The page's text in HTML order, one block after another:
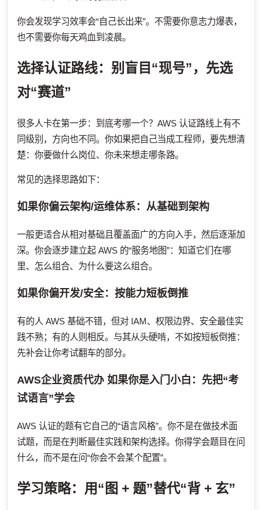
你会发现学习效率会“自己长出来”。不需要你意志力爆表，
也不需要你每天鸡血到凌晨。
选择认证路线：别盲目“现号”，先选
对“赛道”
很多人卡在第一步：到底考哪一个？AWS 认证路线上有不
同级别，方向也不同。你如果把自己当成工程师，要先想清
楚：你要做什么岗位、你未来想走哪条路。
常见的选择思路如下：
如果你偏云架构/运维体系：从基础到架构
一般更适合从相对基础且覆盖面广的方向入手，然后逐渐加
深。你会逐步建立起 AWS 的“服务地图”：知道它们在哪
里、怎么组合、为什么要这么组合。
如果你偏开发/安全：按能力短板倒推
有的人 AWS 基础不错，但对 IAM、权限边界、安全最佳实
践不熟；有的人则相反。与其从头硬啃，不如按短板倒推：
先补会让你考试翻车的部分。
AWS企业资质代办 如果你是入门小白：先把“考
试语言”学会
AWS 认证的题有它自己的“语言风格”。你不是在做技术面
试题，而是在判断最佳实践和架构选择。你得学会题目在问
什么，而不是在问“你会不会某个配置”。
学习策略：用“图 + 题”替代“背 + 玄”